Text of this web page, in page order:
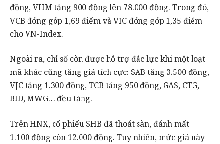
đồng, VHM tăng 900 đồng lên 78.000 đồng. Trong đó,
VCB đóng góp 1,69 điểm và VIC đóng góp 1,35 điểm
cho VN-Index.
Ngoài ra, chỉ số còn được hỗ trợ đắc lực khi một loạt
mã khác cũng tăng giá tích cực: SAB tăng 3.500 đồng,
VJC tăng 1.300 đồng, TCB tăng 950 đồng, GAS, CTG,
BID, MWG… đều tăng.
Trên HNX, cổ phiếu SHB đã thoát sàn, đánh mất
1.100 đồng còn 12.000 đồng. Tuy nhiên, mức giá này